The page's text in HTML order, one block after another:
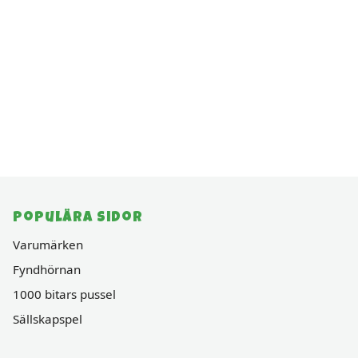
Populära sidor
Varumärken
Fyndhörnan
1000 bitars pussel
Sällskapspel